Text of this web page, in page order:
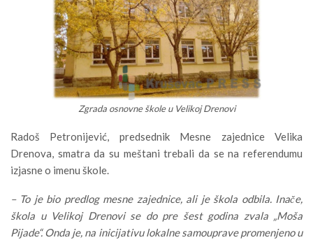
Zgrada osnovne škole u Velikoj Drenovi
Radoš Petronijević, predsednik Mesne zajednice Velika
Drenova, smatra da su meštani trebali da se na referendumu
izjasne o imenu škole.
– To je bio predlog mesne zajednice, ali je škola odbila. Inače,
škola u Velikoj Drenovi se do pre šest godina zvala „Moša
Pijade“. Onda je, na inicijativu lokalne samouprave promenjeno u